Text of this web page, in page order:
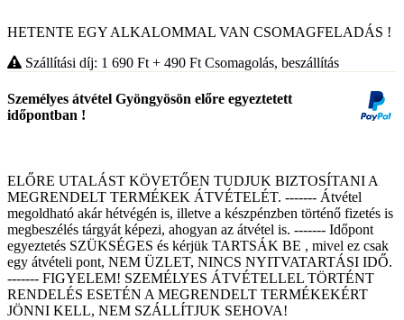
HETENTE EGY ALKALOMMAL VAN CSOMAGFELADÁS !
Szállítási díj: 1 690 Ft + 490 Ft Csomagolás, beszállítás
Személyes átvétel Gyöngyösön előre egyeztetett
időpontban !
ELŐRE UTALÁST KÖVETŐEN TUDJUK BIZTOSÍTANI A
MEGRENDELT TERMÉKEK ÁTVÉTELÉT. ------- Átvétel
megoldható akár hétvégén is, illetve a készpénzben történő fizetés is
megbeszélés tárgyát képezi, ahogyan az átvétel is. ------- Időpont
egyeztetés SZÜKSÉGES és kérjük TARTSÁK BE , mivel ez csak
egy átvételi pont, NEM ÜZLET, NINCS NYITVATARTÁSI IDŐ.
------- FIGYELEM! SZEMÉLYES ÁTVÉTELLEL TÖRTÉNT
RENDELÉS ESETÉN A MEGRENDELT TERMÉKEKÉRT
JÖNNI KELL, NEM SZÁLLÍTJUK SEHOVA!